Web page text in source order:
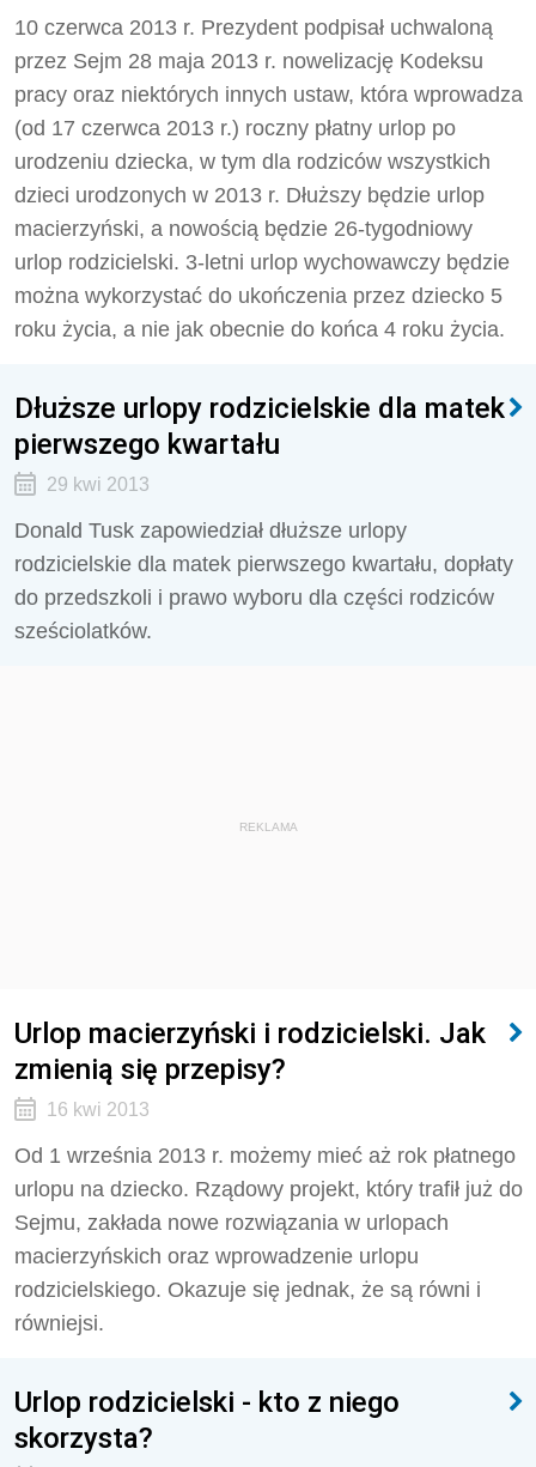
10 czerwca 2013 r. Prezydent podpisał uchwaloną
przez Sejm 28 maja 2013 r. nowelizację Kodeksu
pracy oraz niektórych innych ustaw, która wprowadza
(od 17 czerwca 2013 r.) roczny płatny urlop po
urodzeniu dziecka, w tym dla rodziców wszystkich
dzieci urodzonych w 2013 r. Dłuższy będzie urlop
macierzyński, a nowością będzie 26-tygodniowy
urlop rodzicielski. 3-letni urlop wychowawczy będzie
można wykorzystać do ukończenia przez dziecko 5
roku życia, a nie jak obecnie do końca 4 roku życia.
Dłuższe urlopy rodzicielskie dla matek
pierwszego kwartału
29 kwi 2013
Donald Tusk zapowiedział dłuższe urlopy
rodzicielskie dla matek pierwszego kwartału, dopłaty
do przedszkoli i prawo wyboru dla części rodziców
sześciolatków.
REKLAMA
Urlop macierzyński i rodzicielski. Jak
zmienią się przepisy?
16 kwi 2013
Od 1 września 2013 r. możemy mieć aż rok płatnego
urlopu na dziecko. Rządowy projekt, który trafił już do
Sejmu, zakłada nowe rozwiązania w urlopach
macierzyńskich oraz wprowadzenie urlopu
rodzicielskiego. Okazuje się jednak, że są równi i
równiejsi.
Urlop rodzicielski - kto z niego
skorzysta?